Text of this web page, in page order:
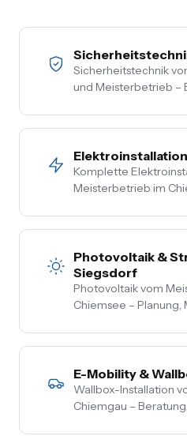
Sicherheitstechnik
und Meisterbetrieb –
Gewerbekunden im
Begehung.
Komplette
Meisterbetrieb im
zur Steckdose aus
Photovoltaik &
Siegsdorf
Photovoltaik vom
Chiemsee – Planung,
Vor-Ort-Termin,
E-Mobility &
Wallbox-Installation
Chiemgau –